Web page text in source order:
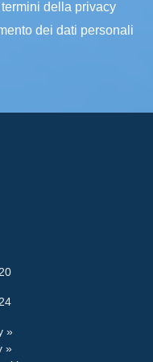
della privacy
dei dati personali
»
»